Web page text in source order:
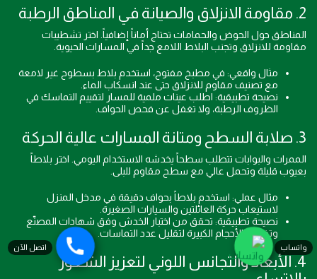
2. مقاومة الانزلاق والصيانة في المناطق الرطبة
المناطق حول الحوض والحمامات تحتاج أماناً إضافياً. اختر تشطيبات
مقاومة للانزلاق وتجنب البلاط اللامع جداً في المسارات الحيوية.
مثال واقعي: في مطبخ مفتوح، استخدم بلاط بسطوح غير لامعة
مع تصنيف مقاوم للانزلاق حتى عند انسكاب الماء.
نصيحة تطبيقية: اطلب عينات ملمية للمسار لتقييم التماسك في
الظروف الرطبة، ولا تغفل عن فحص الحواف.
3. صلابة السطح ومتانة المسارات عالية الحركة
الممرات والبوابات تتطلب سطحاً يخدشه الاستخدام اليومي. اختر بلاطاً
بعيوب قليلة وتحمل عالي مع سطح مقاوم للبلى.
مثال عملي: استخدم بلاطاً بحواف دقيقة في مدخل المنزل
لاستيعاب حركة العائلتين والسيارات الصغيرة.
نصيحة تطبيقية: تحقق من اختبار الخدش وفق شهادات المصنّع
وتفضّل الأحجام الكبيرة لتقليل عدد التماسات.
4. الأبعاد والتجانس اللوني لتعزيز الشعور
واتساب اتصل الآن